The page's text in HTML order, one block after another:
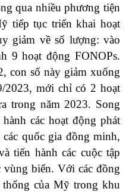
qua nhiều phương tiện
tiếp tục triển khai hoạt
giảm về số lượng: vào
9 hoạt động FONOPs.
con số này giảm xuống
2023, mới chỉ có 2 hoạt
trong năm 2023. Song
các hoạt động phát
quốc gia đồng minh,
tiến hành các cuộc tập
vùng biển. Với các đồng
của Mỹ trong khu